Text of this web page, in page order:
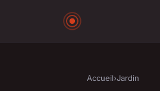
Accueil›Jardin